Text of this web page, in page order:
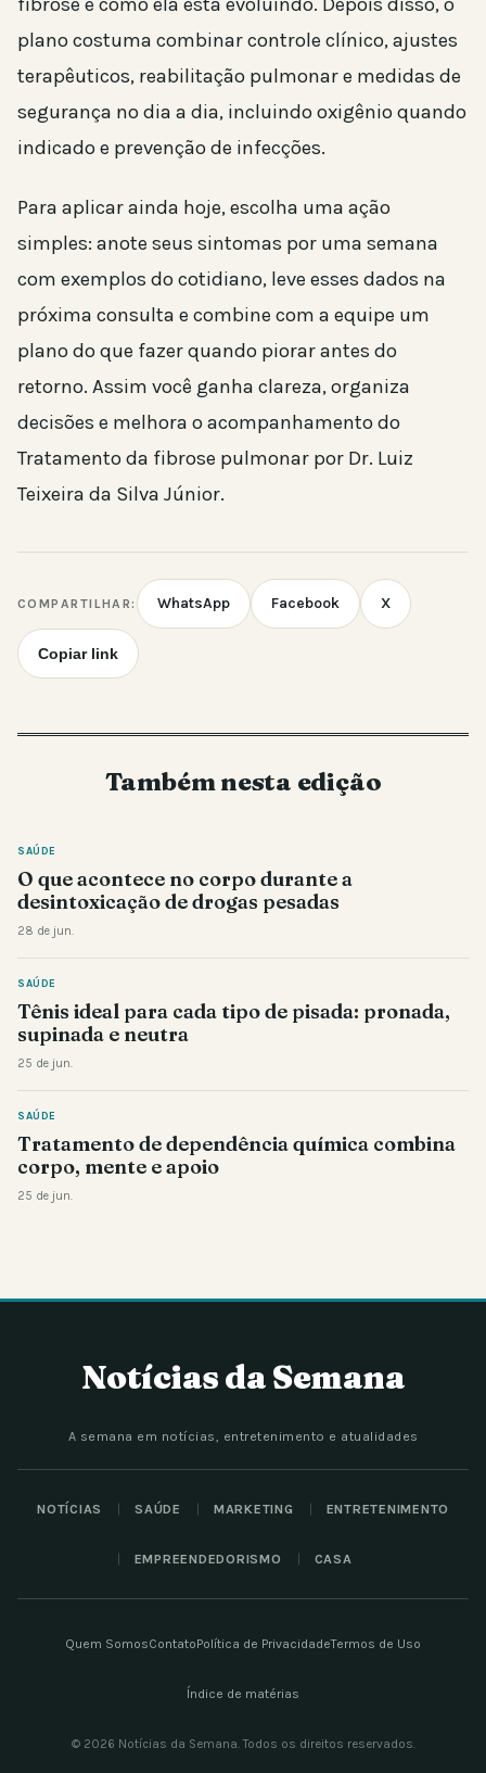
plano costuma combinar controle clínico, ajustes
terapêuticos, reabilitação pulmonar e medidas de
segurança no dia a dia, incluindo oxigênio quando
indicado e prevenção de infecções.
Para aplicar ainda hoje, escolha uma ação
simples: anote seus sintomas por uma semana
com exemplos do cotidiano, leve esses dados na
próxima consulta e combine com a equipe um
plano do que fazer quando piorar antes do
retorno. Assim você ganha clareza, organiza
decisões e melhora o acompanhamento do
Tratamento da fibrose pulmonar por Dr. Luiz
Teixeira da Silva Júnior.
COMPARTILHAR: WhatsApp Facebook X
Copiar link
Também nesta edição
SAÚDE
O que acontece no corpo durante a
desintoxicação de drogas pesadas
28 de jun.
SAÚDE
Tênis ideal para cada tipo de pisada: pronada,
supinada e neutra
25 de jun.
SAÚDE
Tratamento de dependência química combina
corpo, mente e apoio
25 de jun.
Notícias da Semana
A semana em notícias, entretenimento e atualidades
NOTÍCIAS SAÚDE MARKETING ENTRETENIMENTO
EMPREENDEDORISMO CASA
Quem SomosContatoPolítica de PrivacidadeTermos de Uso
Índice de matérias
© 2026 Notícias da Semana. Todos os direitos reservados.